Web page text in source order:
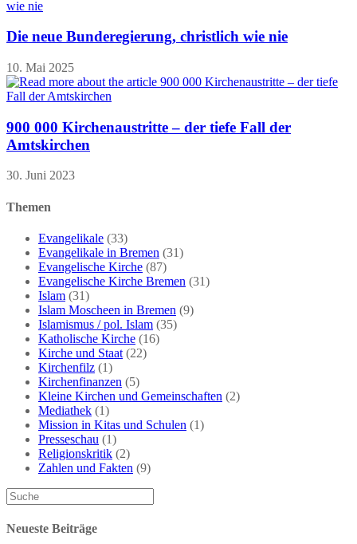
Die neue Bunderegierung, christlich wie nie
10. Mai 2025
900 000 Kirchenaustritte – der tiefe Fall der
Amtskirchen
30. Juni 2023
Themen
Evangelikale (33)
Evangelikale in Bremen (31)
Evangelische Kirche (87)
Evangelische Kirche Bremen (31)
Islam (31)
Islam Moscheen in Bremen (9)
Islamismus / pol. Islam (35)
Katholische Kirche (16)
Kirche und Staat (22)
Kirchenfilz (1)
Kirchenfinanzen (5)
Kleine Kirchen und Gemeinschaften (2)
Mediathek (1)
Mission in Kitas und Schulen (1)
Presseschau (1)
Religionskritik (2)
Zahlen und Fakten (9)
Neueste Beiträge